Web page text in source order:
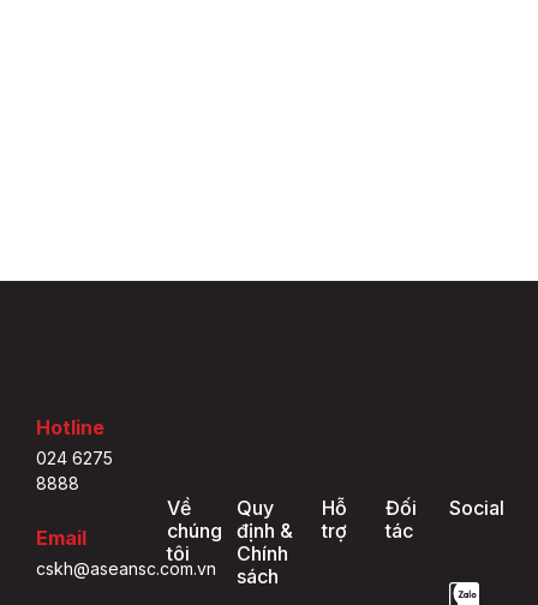
Hotline
024 6275
8888
Email
cskh@aseansc.com.vn
Về
chúng
tôi
Quy
định &
Chính
sách
Hỗ
trợ
Đối
tác
Social